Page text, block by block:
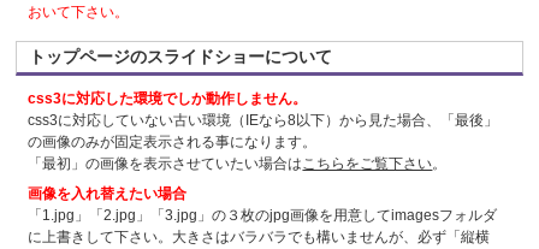
おいて下さい。
トップページのスライドショーについて
css3に対応した環境でしか動作しません。
css3に対応していない古い環境（IEなら8以下）から見た場合、「最後」
の画像のみが固定表示される事になります。
「最初」の画像を表示させていたい場合はこちらをご覧下さい。
画像を入れ替えたい場合
「1.jpg」「2.jpg」「3.jpg」の３枚のjpg画像を用意してimagesフォルダ
に上書きして下さい。大きさはバラバラでも構いませんが、必ず「縦横